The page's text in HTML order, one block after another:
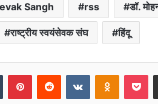
Sangh rss डॉ.
राष्ट्रीय स्वयंसेवक संघ हिंदू
Tumblr PinterestReddit VKontakte